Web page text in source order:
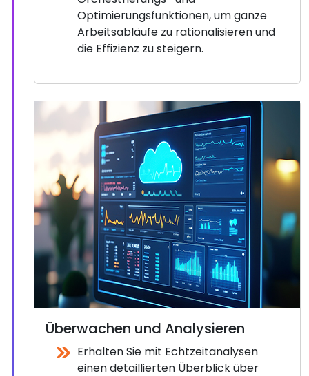
Optimierungsfunktionen, um ganze
Arbeitsabläufe zu rationalisieren und
die Effizienz zu steigern.
Überwachen und Analysieren
Erhalten Sie mit Echtzeitanalysen
einen detaillierten Überblick über